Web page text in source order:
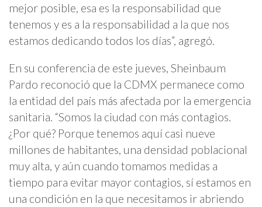
mejor posible, esa es la responsabilidad que
tenemos y es a la responsabilidad a la que nos
estamos dedicando todos los días”, agregó.
En su conferencia de este jueves, Sheinbaum
Pardo reconoció que la CDMX permanece como
la entidad del país más afectada por la emergencia
sanitaria. “Somos la ciudad con más contagios.
¿Por qué? Porque tenemos aquí casi nueve
millones de habitantes, una densidad poblacional
muy alta, y aún cuando tomamos medidas a
tiempo para evitar mayor contagios, sí estamos en
una condición en la que necesitamos ir abriendo